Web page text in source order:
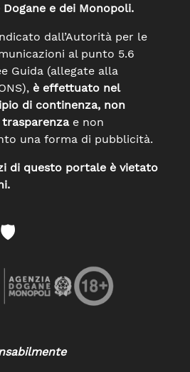
e dei Monopoli.
dall’Autorità per le
al punto 5.6
Guida (allegate alla
è effettuato nel
di continenza, non
e non
una forma di pubblicità.
di questo portale è vietato
🛡️